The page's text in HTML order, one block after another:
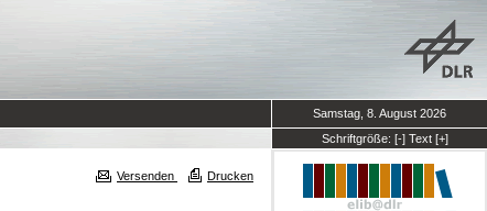
Samstag, 8. August 2026
Schriftgröße: [-] Text [+]
Versenden Drucken